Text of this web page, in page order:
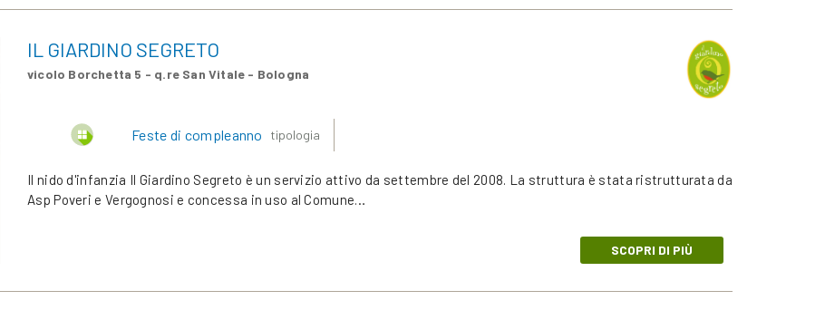
IL GIARDINO SEGRETO
vicolo Borchetta 5 - q.re San Vitale - Bologna
Feste di compleanno tipologia
Il nido d'infanzia Il Giardino Segreto è un servizio attivo da settembre del 2008. La struttura è stata ristrutturata da
Asp Poveri e Vergognosi e concessa in uso al Comune…
SCOPRI DI PIÙ